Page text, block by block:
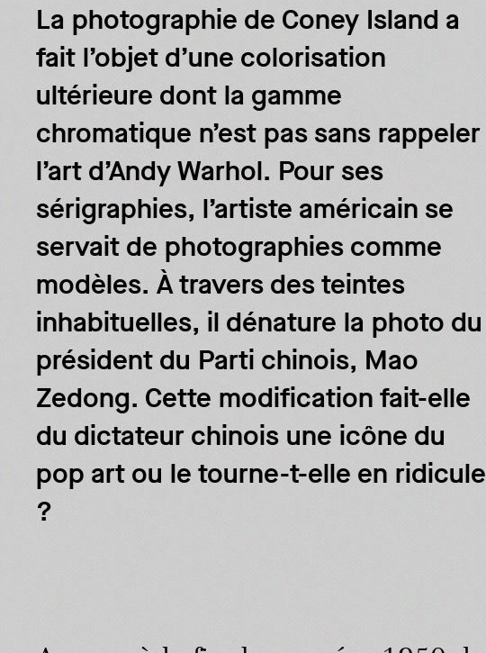
La photographie de Coney Island a
fait l’objet d’une colorisation
ultérieure dont la gamme
chromatique n’est pas sans rappeler
l’art d’Andy Warhol. Pour ses
sérigraphies, l’artiste américain se
servait de photographies comme
modèles. À travers des teintes
inhabituelles, il dénature la photo du
président du Parti chinois, Mao
Zedong. Cette modification fait-elle
du dictateur chinois une icône du
pop art ou le tourne-t-elle en ridicule
?